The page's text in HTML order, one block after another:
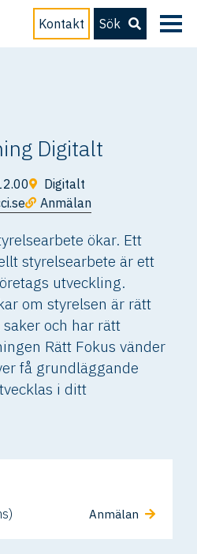
Kontakt Sök
Digitalt
Digitalt
Anmälan
ökar. Ett
styrelsearbete är ett
utveckling.
om styrelsen är rätt
och har rätt
Rätt Fokus vänder
få grundläggande
i ditt
Anmälan